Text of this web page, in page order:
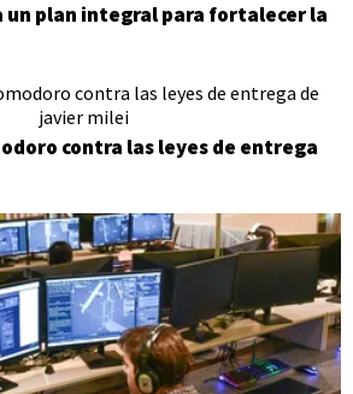
un plan integral para fortalecer la
contra las leyes de entrega